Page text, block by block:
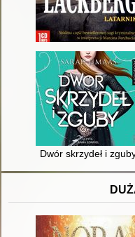
Dwór skrzydeł i